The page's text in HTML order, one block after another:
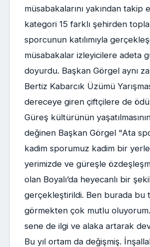
müsabakalarını yakından takip
kategori 15 farklı şehirden
sporcunun katılımıyla
müsabakalar izleyicilere adeta
doyurdu. Başkan Görgel aynı
Bertiz Kabarcık Üzümü
dereceye giren çiftçilere de
Güreş kültürünün
değinen Başkan Görgel "Ata
kadim sporumuz kadim bir
yerimizde ve güreşle
olan Boyalı’da heyecanlı bir
gerçekleştirildi. Ben burada bu
görmekten çok mutlu
sene de ilgi ve alaka artarak
Bu yıl ortam da değişmiş.